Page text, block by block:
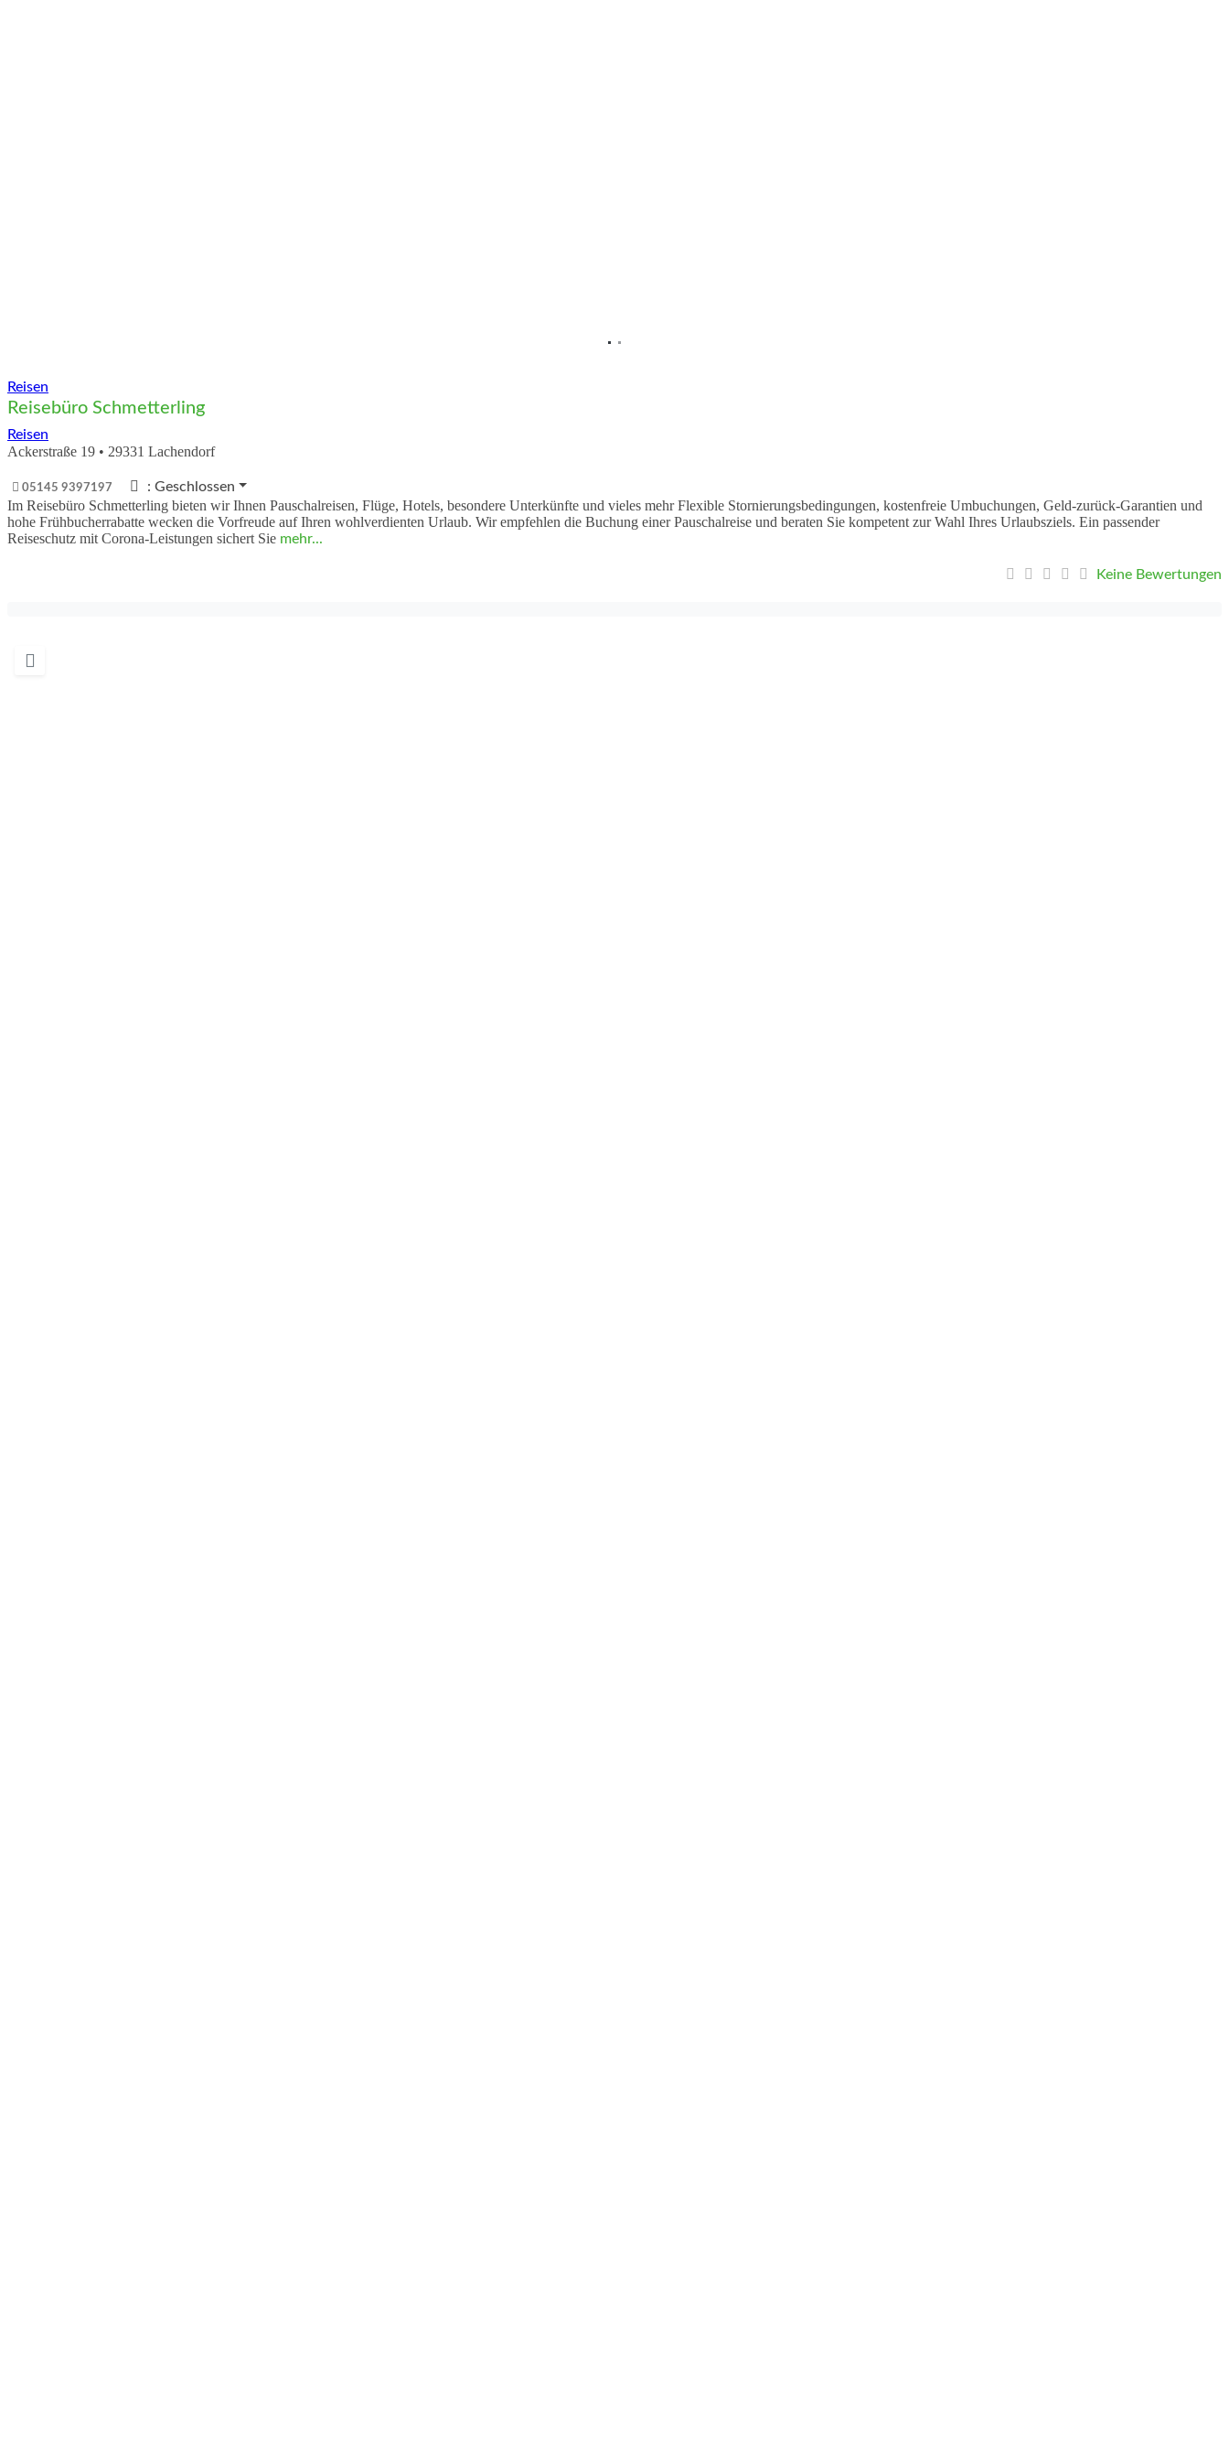
Reisen
Reisebüro Schmetterling
Reisen
Ackerstraße 19 • 29331 Lachendorf
05145 9397197 : Geschlossen
Im Reisebüro Schmetterling bieten wir Ihnen Pauschalreisen, Flüge, Hotels, besondere Unterkünfte und vieles mehr Flexible Stornierungsbedingungen, kostenfreie Umbuchungen, Geld-zurück-Garantien und
hohe Frühbucherrabatte wecken die Vorfreude auf Ihren wohlverdienten Urlaub. Wir empfehlen die Buchung einer Pauschalreise und beraten Sie kompetent zur Wahl Ihres Urlaubsziels. Ein passender
Reiseschutz mit Corona-Leistungen sichert Sie mehr...
Keine Bewertungen